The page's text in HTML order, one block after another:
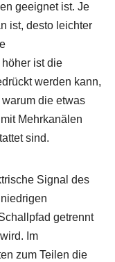
geeignet ist. Je
ist, desto leichter
ist die
werden kann,
die etwas
Mehrkanälen
sind.
Signal des
getrennt
Im
zum Teilen die